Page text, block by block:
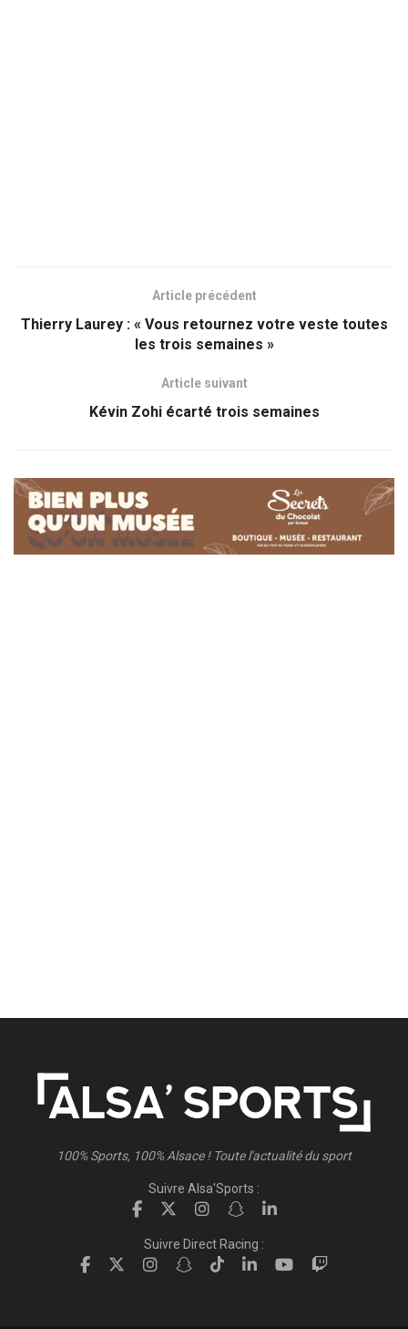
Article précédent
Thierry Laurey : « Vous retournez votre veste toutes
les trois semaines »
Article suivant
Kévin Zohi écarté trois semaines
100% Sports, 100% Alsace ! Toute l'actualité du sport
Suivre Alsa'Sports :
Suivre Direct Racing :